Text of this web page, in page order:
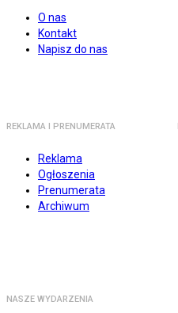
O nas
Kontakt
Napisz do nas
REKLAMA I PRENUMERATA
Reklama
Ogłoszenia
Prenumerata
Archiwum
NASZE WYDARZENIA